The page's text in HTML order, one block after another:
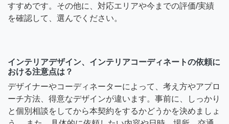
すすめです。その他に、対応エリアや今までの評価/実績
を確認して、選んでください。
インテリアデザイン、インテリアコーディネートの依頼に
おける注意点は？
デザイナーやコーディネーターによって、考え方やアプロ
ーチ方法、得意なデザインが違います。事前に、しっかり
と個別相談をしてから本契約をするかどうかを決めましょ